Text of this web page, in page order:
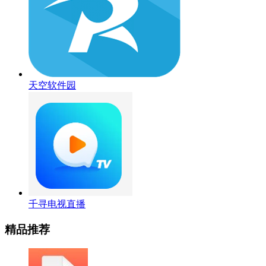
天空软件园
千寻电视直播
精品推荐